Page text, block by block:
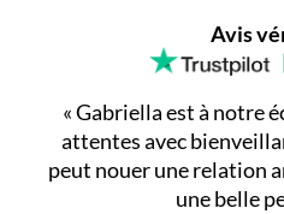
Avis
«Gabriella est à notre
attentes avec
peut nouer une relation
une belle